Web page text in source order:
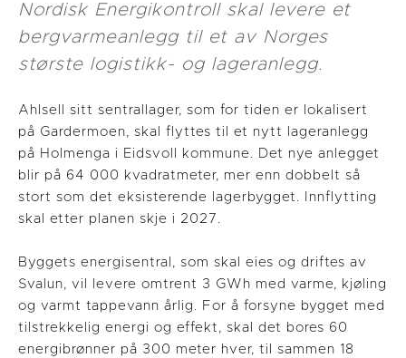
Nordisk Energikontroll skal levere et
bergvarmeanlegg til et av Norges
største logistikk- og lageranlegg.
Ahlsell sitt sentrallager, som for tiden er lokalisert
på Gardermoen, skal flyttes til et nytt lageranlegg
på Holmenga i Eidsvoll kommune. Det nye anlegget
blir på 64 000 kvadratmeter, mer enn dobbelt så
stort som det eksisterende lagerbygget. Innflytting
skal etter planen skje i 2027.
Byggets energisentral, som skal eies og driftes av
Svalun, vil levere omtrent 3 GWh med varme, kjøling
og varmt tappevann årlig. For å forsyne bygget med
tilstrekkelig energi og effekt, skal det bores 60
energibrønner på 300 meter hver, til sammen 18